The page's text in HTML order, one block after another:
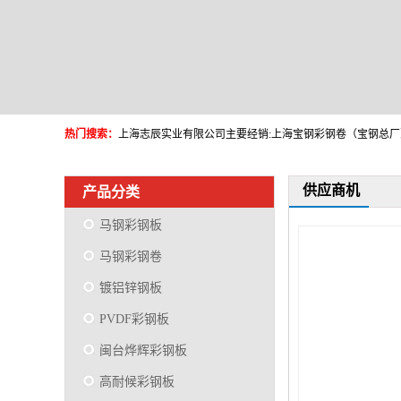
热门搜索：
产品分类
马钢彩钢板
马钢彩钢卷
镀铝锌钢板
PVDF彩钢板
闽台烨辉彩钢板
高耐候彩钢板
供应商机